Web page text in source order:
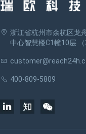
浙江省杭州市余杭区龙
中心智慧楼C1幢10层 （
400-809-5809